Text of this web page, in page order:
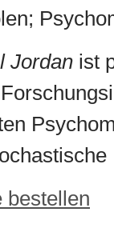
Jordan ist
bestellen